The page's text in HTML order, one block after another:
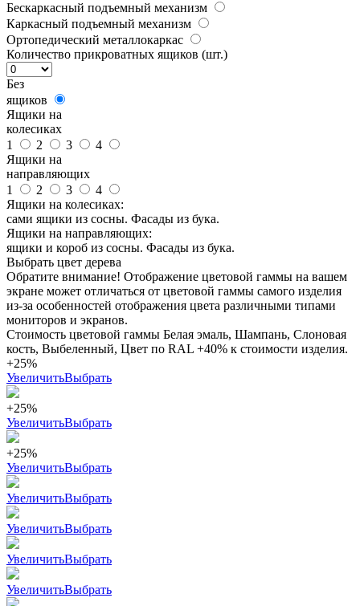
Бескаркасный подъемный механизм
Каркасный подъемный механизм
Ортопедический металлокаркас
Количество прикроватных ящиков (шт.)
Без
ящиков
Ящики на
колесиках
1
2 3
4
Ящики на
направляющих
1
2 3
4
Ящики на колесиках:
сами ящики из сосны. Фасады из бука.
Ящики на направляющих:
ящики и короб из сосны. Фасады из бука.
Выбрать цвет дерева
Обратите внимание! Отображение цветовой гаммы на вашем
экране может отличаться от цветовой гаммы самого изделия
из-за особенностей отображения цвета различными типами
мониторов и экранов.
Стоимость цветовой гаммы Белая эмаль, Шампань, Слоновая
кость, Выбеленный, Цвет по RAL +40% к стоимости изделия.
+25%
УвеличитьВыбрать
+25%
УвеличитьВыбрать
+25%
УвеличитьВыбрать
УвеличитьВыбрать
УвеличитьВыбрать
УвеличитьВыбрать
УвеличитьВыбрать